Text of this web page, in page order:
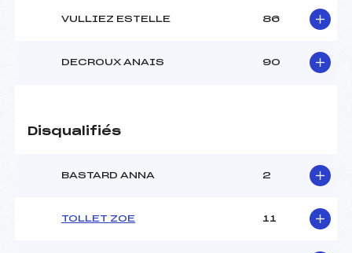
VULLIEZ ESTELLE 86
DECROUX ANAIS 90
Disqualifiés
BASTARD ANNA 2
TOLLET ZOE 11